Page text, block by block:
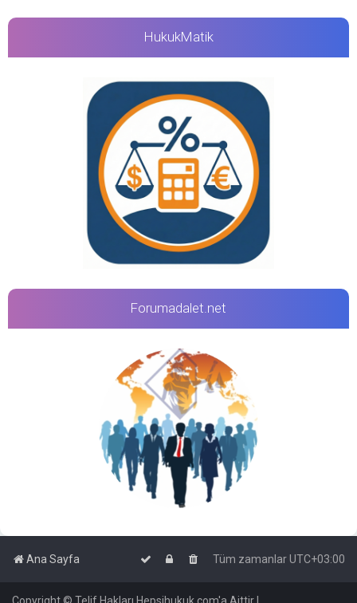
HukukMatik
Forumadalet.net
Ana Sayfa Tüm zamanlarUTC+03:00
Copyright © Telif Hakları Hepsihukuk.com'a Aittir |